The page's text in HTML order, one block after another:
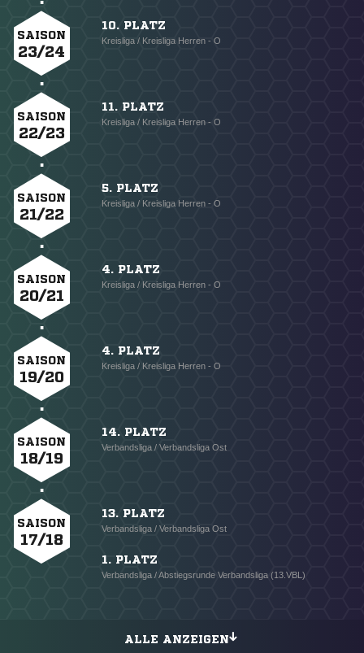
SAISON
23/24
10. PLATZ
Kreisliga / Kreisliga Herren - O
SAISON
22/23
11. PLATZ
Kreisliga / Kreisliga Herren - O
SAISON
21/22
5. PLATZ
Kreisliga / Kreisliga Herren - O
SAISON
20/21
4. PLATZ
Kreisliga / Kreisliga Herren - O
SAISON
19/20
4. PLATZ
Kreisliga / Kreisliga Herren - O
SAISON
18/19
14. PLATZ
Verbandsliga / Verbandsliga Ost
SAISON
17/18
13. PLATZ
Verbandsliga / Verbandsliga Ost
1. PLATZ
Verbandsliga / Abstiegsrunde Verbandsliga (13.VBL)
ALLE ANZEIGEN